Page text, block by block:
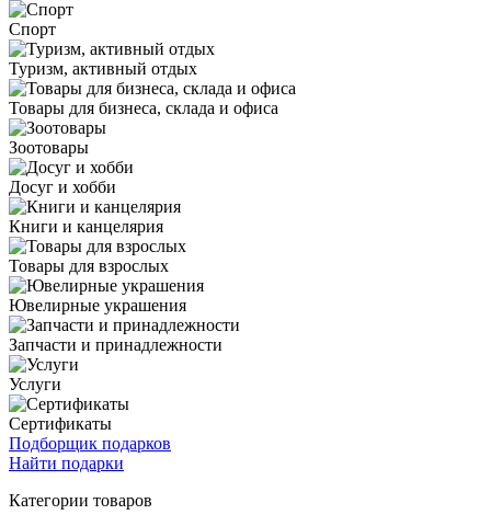
Спорт
Туризм, активный отдых
Товары для бизнеса, склада и офиса
Зоотовары
Досуг и хобби
Книги и канцелярия
Товары для взрослых
Ювелирные украшения
Запчасти и принадлежности
Услуги
Сертификаты
Подборщик подарков
Найти подарки
Категории товаров